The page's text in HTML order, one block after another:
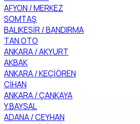
AFYON / MERKEZ
SOMTAŞ
BALIKESİR / BANDIRMA
TAN OTO
ANKARA / AKYURT
AKBAK
ANKARA / KEÇİÖREN
CİHAN
ANKARA / ÇANKAYA
Y.BAYSAL
ADANA / CEYHAN